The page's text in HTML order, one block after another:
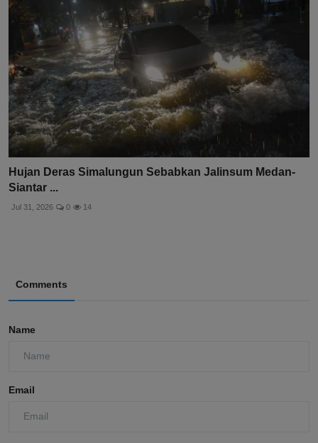
Hujan Deras Simalungun Sebabkan Jalinsum Medan-
Siantar ...
Jul 31, 2026 0 14
Comments
Name
Email